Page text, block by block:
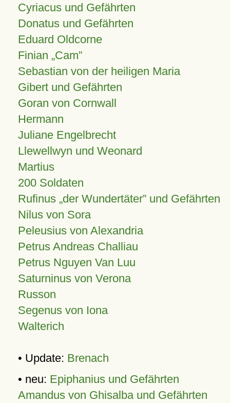
Cyriacus und Gefährten
Donatus und Gefährten
Eduard Oldcorne
Finian Cam
Sebastian von der heiligen Maria
Gibert und Gefährten
Goran von Cornwall
Hermann
Juliane Engelbrecht
Llewellwyn und Weonard
Martius
200 Soldaten
Rufinus „der Wundertäter” und Gefährten
Nilus von Sora
Peleusius von Alexandria
Petrus Andreas Challiau
Petrus Nguyen Van Luu
Saturninus von Verona
Russon
Segenus von Iona
Walterich
• Update: Brenach
• neu: Epiphanius und Gefährten
Amandus von Ghisalba und Gefährten